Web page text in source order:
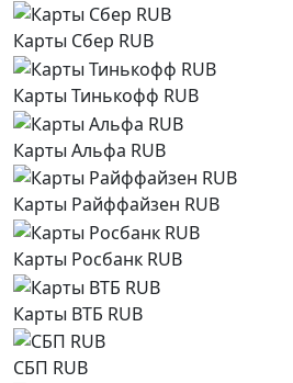
Карты Сбер RUB
Карты Тинькофф RUB
Карты Альфа RUB
Карты Райффайзен RUB
Карты Росбанк RUB
Карты ВТБ RUB
СБП RUB